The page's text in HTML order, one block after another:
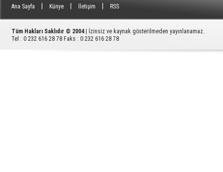
Ana Sayfa Künye İletişim RSS
Tüm Hakları Saklıdır © 2004
| İzinsiz ve kaynak gösterilmeden yayınlanamaz.
Tel : 0 232 616 28 78 Faks : 0 232 616 28 78